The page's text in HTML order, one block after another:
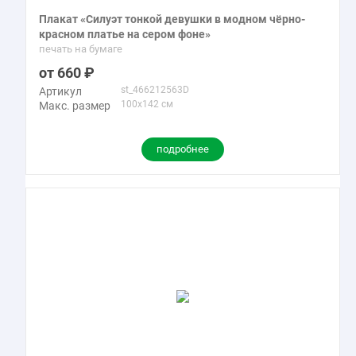
Плакат «Силуэт тонкой девушки в модном чёрно-
красном платье на сером фоне»
печать на бумаге
660
Артикул st_466212563D
Макс. размер 100x142 см
подробнее